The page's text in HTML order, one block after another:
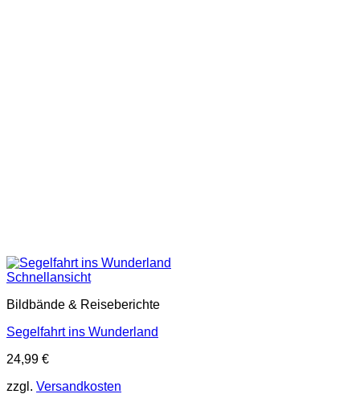
Schnellansicht
Bildbände & Reiseberichte
Segelfahrt ins Wunderland
24,99 €
zzgl. Versandkosten